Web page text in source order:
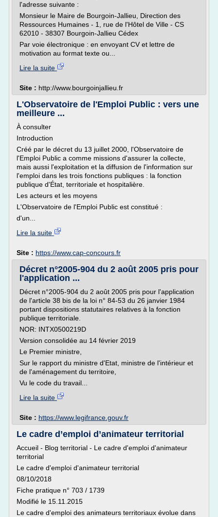
l'adresse suivante :
Monsieur le Maire de Bourgoin-Jallieu, Direction des
Ressources Humaines - 1, rue de l'Hôtel de Ville - CS
62010 - 38307 Bourgoin-Jallieu Cédex
Par voie électronique : en envoyant CV et lettre de
motivation au format texte ou...
Lire la suite
Site : http://www.bourgoinjallieu.fr
L'Observatoire de l'Emploi Public : vers une
meilleure ...
À consulter
Introduction
Créé par le décret du 13 juillet 2000, l'Observatoire de
l'Emploi Public a comme missions d'assurer la collecte,
mais aussi l'exploitation et la diffusion de l'information sur
l'emploi dans les trois fonctions publiques : la fonction
publique d'État, territoriale et hospitalière.
Les acteurs et les moyens
L'Observatoire de l'Emploi Public est constitué :
d'un...
Lire la suite
Site : https://www.cap-concours.fr
Décret n°2005-904 du 2 août 2005 pris pour
l'application ...
Décret n°2005-904 du 2 août 2005 pris pour l'application
de l'article 38 bis de la loi n° 84-53 du 26 janvier 1984
portant dispositions statutaires relatives à la fonction
publique territoriale.
NOR: INTX0500219D
Version consolidée au 14 février 2019
Le Premier ministre,
Sur le rapport du ministre d'Etat, ministre de l'intérieur et
de l'aménagement du territoire,
Vu le code du travail...
Lire la suite
Site : https://www.legifrance.gouv.fr
Le cadre d’emploi d’animateur territorial
Accueil - Blog territorial - Le cadre d'emploi d'animateur
territorial
Le cadre d'emploi d'animateur territorial
08/10/2018
Fiche pratique n° 703 / 1739
Modifié le 15.11.2015
Le cadre d'emploi des animateurs territoriaux évolue dans